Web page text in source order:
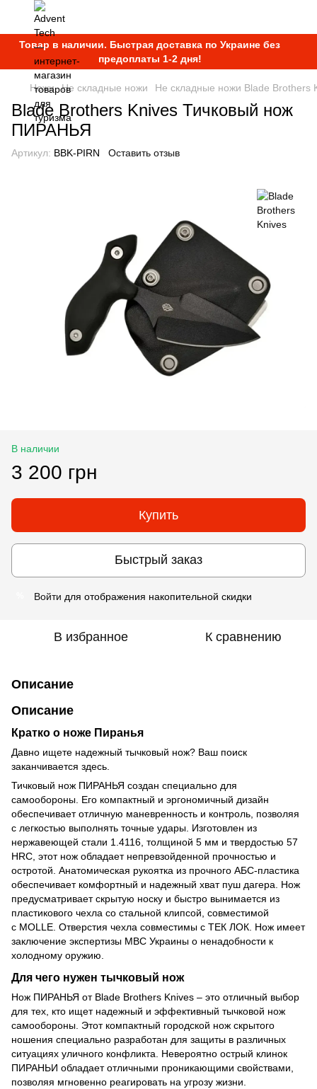
Товар в наличии. Быстрая доставка по Украине без
предоплаты 1-2 дня!
Ножи Не складные ножи Не складные ножи Blade Brothers
Blade Brothers Knives Тичковый нож
ПИРАНЬЯ
Артикул: BBK-PIRN Оставить отзыв
В наличии
3 200 грн
Купить
Быстрый заказ
Войти для отображения накопительной скидки
В избранное К сравнению
Описание
Описание
Кратко о ноже Пиранья
Давно ищете надежный тычковый нож? Ваш поиск
заканчивается здесь.
Тичковый нож ПИРАНЬЯ создан специально для
самообороны. Его компактный и эргономичный дизайн
обеспечивает отличную маневренность и контроль, позволяя
с легкостью выполнять точные удары. Изготовлен из
нержавеющей стали 1.4116, толщиной 5 мм и твердостью 57
HRC, этот нож обладает непревзойденной прочностью и
остротой. Анатомическая рукоятка из прочного АБС-пластика
обеспечивает комфортный и надежный хват пуш дагера. Нож
предусматривает скрытую носку и быстро вынимается из
пластикового чехла со стальной клипсой, совместимой
с MOLLE. Отверстия чехла совместимы с ТЕК ЛОК. Нож имеет
заключение экспертизы МВС Украины о ненадобности к
холодному оружию.
Для чего нужен тычковый нож
Нож ПИРАНЬЯ от Blade Brothers Knives – это отличный выбор
для тех, кто ищет надежный и эффективный тычковой нож
самообороны. Этот компактный городской нож скрытого
ношения специально разработан для защиты в различных
ситуациях уличного конфликта. Невероятно острый клинок
ПИРАНЬИ обладает отличными проникающими свойствами,
позволяя мгновенно реагировать на угрозу жизни.